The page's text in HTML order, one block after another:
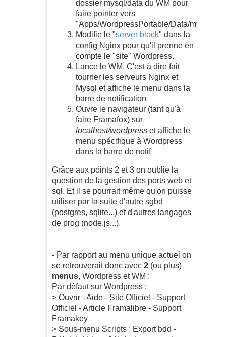
dossier mysql/data du WM pour
faire pointer vers
"Apps/WordpressPortable/Data/mysql/"
Modifie le "server block" dans la
config Nginx pour qu'il prenne en
compte le "site" Wordpress.
Lance le WM. C'est à dire fait
tourner les serveurs Nginx et
Mysql et affiche le menu dans la
barre de notification
Ouvre le navigateur (tant qu'à
faire Framafox) sur
localhost/wordpresset affiche le
menu spécifique à Wordpress
dans la barre de notif
Grâce aux points 2 et 3 on oublie la
question de la gestion des ports web et
sql. Et il se pourrait même qu'on puisse
utiliser par la suite d'autre sgbd
(postgres, sqlite...) et d'autres langages
de prog (node.js...).
- Par rapport au menu unique actuel on
se retrouverait donc avec 2(ou plus)
menus, Wordpress et WM :
Par défaut sur Wordpress :
> Ouvrir - Aide - Site Officiel - Support
Officiel - Article Framalibre - Support
Framakey
> Sous-menu Scripts : Export bdd -